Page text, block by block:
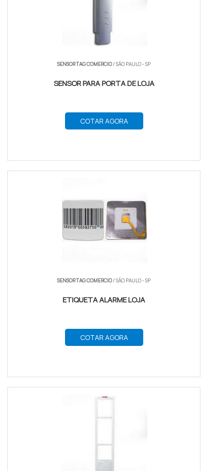
SENSOR TAG COMERCIO/ SÃO PAULO - SP
SENSOR PARA PORTA DE LOJA
COTAR AGORA
SENSOR TAG COMERCIO/ SÃO PAULO - SP
ETIQUETA ALARME LOJA
COTAR AGORA